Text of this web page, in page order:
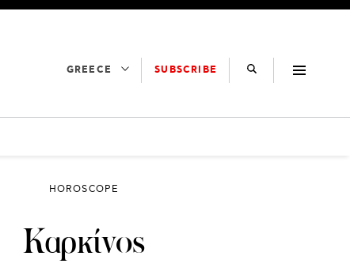
GREECE SUBSCRIBE
HOROSCOPE
Καρκίνος